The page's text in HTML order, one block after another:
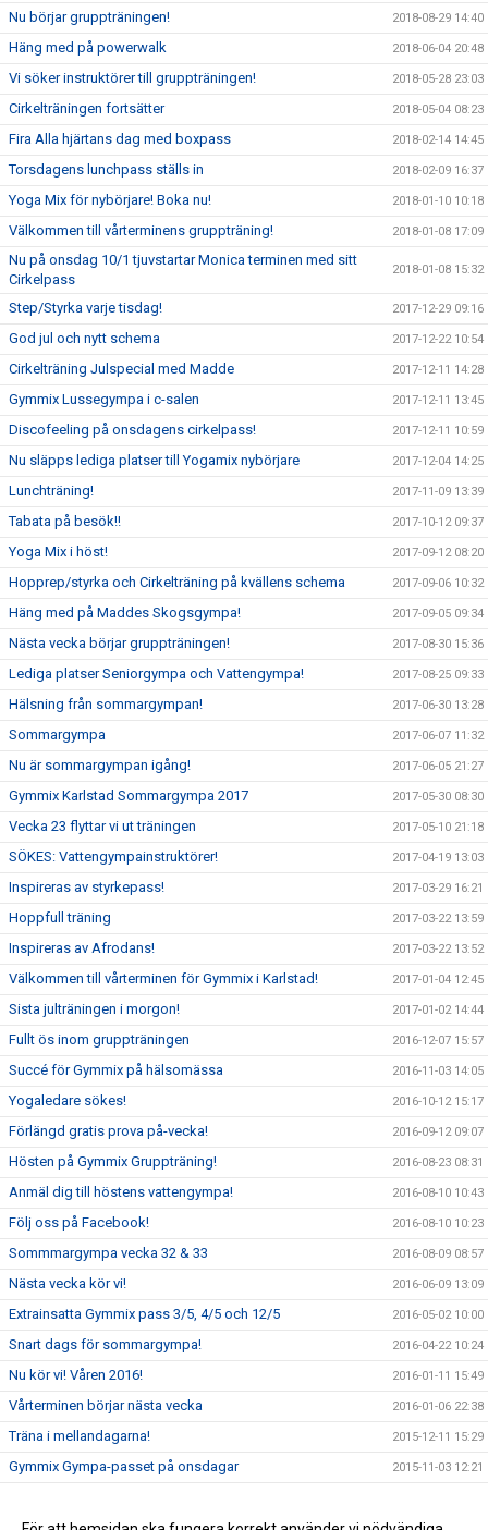
Nu börjar gruppträningen! 2018-08-29 14:40
Häng med på powerwalk 2018-06-04 20:48
Vi söker instruktörer till gruppträningen! 2018-05-28 23:03
Cirkelträningen fortsätter 2018-05-04 08:23
Fira Alla hjärtans dag med boxpass 2018-02-14 14:45
Torsdagens lunchpass ställs in 2018-02-09 16:37
Yoga Mix för nybörjare! Boka nu! 2018-01-10 10:18
Välkommen till vårterminens gruppträning! 2018-01-08 17:09
Nu på onsdag 10/1 tjuvstartar Monica terminen med sitt
Cirkelpass
2018-01-08 15:32
Step/Styrka varje tisdag! 2017-12-29 09:16
God jul och nytt schema 2017-12-22 10:54
Cirkelträning Julspecial med Madde 2017-12-11 14:28
Gymmix Lussegympa i c-salen 2017-12-11 13:45
Discofeeling på onsdagens cirkelpass! 2017-12-11 10:59
Nu släpps lediga platser till Yogamix nybörjare 2017-12-04 14:25
Lunchträning! 2017-11-09 13:39
Tabata på besök!! 2017-10-12 09:37
Yoga Mix i höst! 2017-09-12 08:20
Hopprep/styrka och Cirkelträning på kvällens schema 2017-09-06 10:32
Häng med på Maddes Skogsgympa! 2017-09-05 09:34
Nästa vecka börjar gruppträningen! 2017-08-30 15:36
Lediga platser Seniorgympa och Vattengympa! 2017-08-25 09:33
Hälsning från sommargympan! 2017-06-30 13:28
Sommargympa 2017-06-07 11:32
Nu är sommargympan igång! 2017-06-05 21:27
Gymmix Karlstad Sommargympa 2017 2017-05-30 08:30
Vecka 23 flyttar vi ut träningen 2017-05-10 21:18
SÖKES: Vattengympainstruktörer! 2017-04-19 13:03
Inspireras av styrkepass! 2017-03-29 16:21
Hoppfull träning 2017-03-22 13:59
Inspireras av Afrodans! 2017-03-22 13:52
Välkommen till vårterminen för Gymmix i Karlstad! 2017-01-04 12:45
Sista julträningen i morgon! 2017-01-02 14:44
Fullt ös inom gruppträningen 2016-12-07 15:57
Succé för Gymmix på hälsomässa 2016-11-03 14:05
Yogaledare sökes! 2016-10-12 15:17
Förlängd gratis prova på-vecka! 2016-09-12 09:07
Hösten på Gymmix Gruppträning! 2016-08-23 08:31
Anmäl dig till höstens vattengympa! 2016-08-10 10:43
Följ oss på Facebook! 2016-08-10 10:23
Sommmargympa vecka 32 & 33 2016-08-09 08:57
Nästa vecka kör vi! 2016-06-09 13:09
Extrainsatta Gymmix pass 3/5, 4/5 och 12/5 2016-05-02 10:00
Snart dags för sommargympa! 2016-04-22 10:24
Nu kör vi! Våren 2016! 2016-01-11 15:49
Vårterminen börjar nästa vecka 2016-01-06 22:38
Träna i mellandagarna! 2015-12-11 15:29
Gymmix Gympa-passet på onsdagar 2015-11-03 12:21